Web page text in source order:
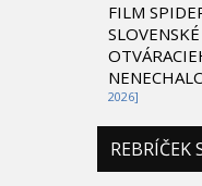
FILM
2026]
REBRÍČEK